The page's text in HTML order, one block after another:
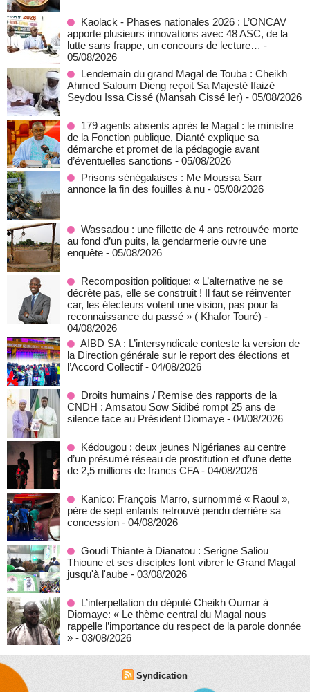
Kaolack - Phases nationales 2026 : L’ONCAV
apporte plusieurs innovations avec 48 ASC, de la
lutte sans frappe, un concours de lecture… -
05/08/2026
Lendemain du grand Magal de Touba : Cheikh
Ahmed Saloum Dieng reçoit Sa Majesté Ifaizé
Seydou Issa Cissé (Mansah Cissé Ier) - 05/08/2026
179 agents absents après le Magal : le ministre
de la Fonction publique, Dianté explique sa
démarche et promet de la pédagogie avant
d’éventuelles sanctions - 05/08/2026
Prisons sénégalaises : Me Moussa Sarr
annonce la fin des fouilles à nu - 05/08/2026
Wassadou : une fillette de 4 ans retrouvée morte
au fond d’un puits, la gendarmerie ouvre une
enquête - 05/08/2026
Recomposition politique: « L’alternative ne se
décrète pas, elle se construit ! Il faut se réinventer
car, les électeurs votent une vision, pas pour la
reconnaissance du passé » ( Khafor Touré) -
04/08/2026
AIBD SA : L’intersyndicale conteste la version de
la Direction générale sur le report des élections et
l’Accord Collectif - 04/08/2026
Droits humains / Remise des rapports de la
CNDH : Amsatou Sow Sidibé rompt 25 ans de
silence face au Président Diomaye - 04/08/2026
Kédougou : deux jeunes Nigérianes au centre
d’un présumé réseau de prostitution et d’une dette
de 2,5 millions de francs CFA - 04/08/2026
Kanico: François Marro, surnommé « Raoul »,
père de sept enfants retrouvé pendu derrière sa
concession - 04/08/2026
Goudi Thiante à Dianatou : Serigne Saliou
Thioune et ses disciples font vibrer le Grand Magal
jusqu'à l'aube - 03/08/2026
L’interpellation du député Cheikh Oumar à
Diomaye: « Le thème central du Magal nous
rappelle l’importance du respect de la parole donnée
» - 03/08/2026
Syndication